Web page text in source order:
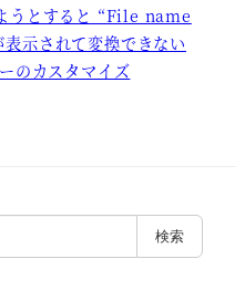
うとすると “File name
示されて変換できない
のカスタマイズ
検索